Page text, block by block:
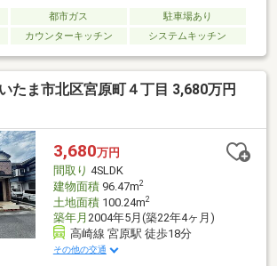
都市ガス
駐車場あり
カウンターキッチン システムキッチン
たま市北区宮原町４丁目 3,680万円
3,680万円
間取り 4SLDK
建物面積96.47m2
土地面積100.24m2
築年月 2004年5月(築22年4ヶ月)
高崎線 宮原駅 徒歩18分
その他の交通